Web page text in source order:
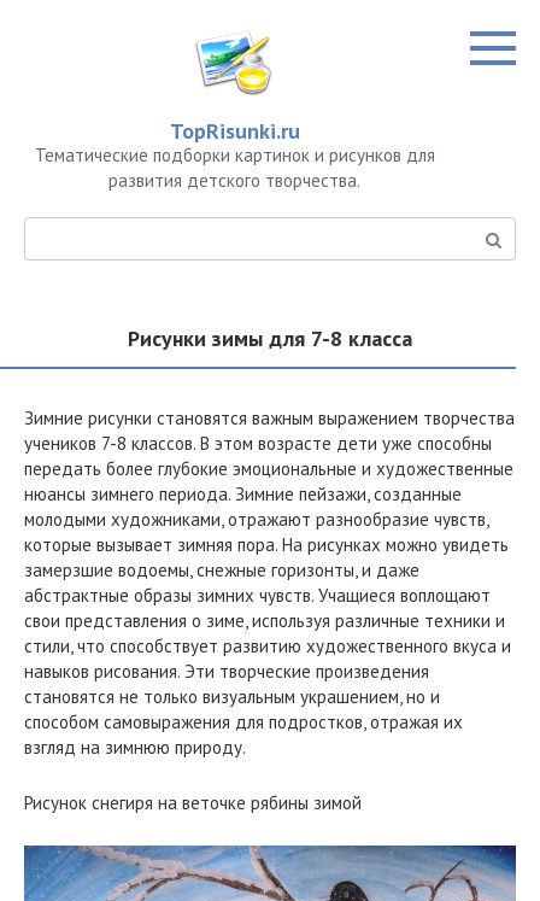
TopRisunki.ru
Тематические подборки картинок и рисунков для
развития детского творчества.
Рисунки зимы для 7-8 класса
Зимние рисунки становятся важным выражением творчества
учеников 7-8 классов. В этом возрасте дети уже способны
передать более глубокие эмоциональные и художественные
нюансы зимнего периода. Зимние пейзажи, созданные
молодыми художниками, отражают разнообразие чувств,
которые вызывает зимняя пора. На рисунках можно увидеть
замерзшие водоемы, снежные горизонты, и даже
абстрактные образы зимних чувств. Учащиеся воплощают
свои представления о зиме, используя различные техники и
стили, что способствует развитию художественного вкуса и
навыков рисования. Эти творческие произведения
становятся не только визуальным украшением, но и
способом самовыражения для подростков, отражая их
взгляд на зимнюю природу.
Рисунок снегиря на веточке рябины зимой